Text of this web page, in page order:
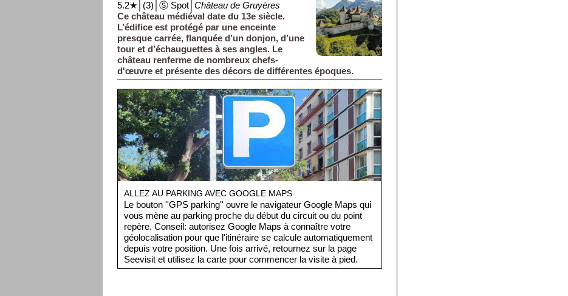
5.2★│(3)│Ⓢ Spot│Château de Gruyères
Ce château médiéval date du 13e siècle.
L’édifice est protégé par une enceinte
presque carrée, flanquée d’un donjon, d’une
tour et d’échauguettes à ses angles. Le
château renferme de nombreux chefs-
d'œuvre et présente des décors de différentes époques.
ALLEZ AU PARKING AVEC GOOGLE MAPS
Le bouton ''GPS parking'' ouvre le navigateur Google Maps qui
vous mène au parking proche du début du circuit ou du point
repère. Conseil: autorisez Google Maps à connaître votre
géolocalisation pour que l'itinéraire se calcule automatiquement
depuis votre position. Une fois arrivé, retournez sur la page
Seevisit et utilisez la carte pour commencer la visite à pied.